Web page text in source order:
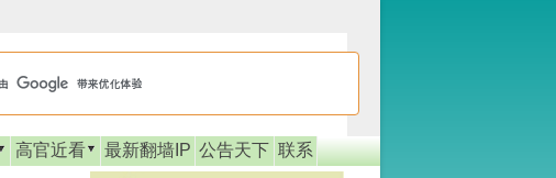
高官近看 最新翻墙IP 公告天下 联系